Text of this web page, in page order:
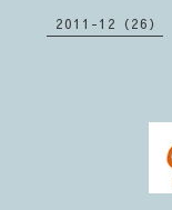
2011-12（26）